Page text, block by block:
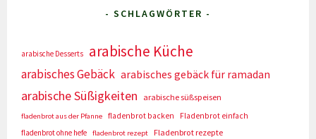
- SCHLAGWÖRTER -
arabische Desserts arabische Küche
arabisches Gebäck arabisches gebäck für ramadan
arabische Süßigkeiten arabische süßspeisen
fladenbrot aus der Pfanne fladenbrot backen
Fladenbrot einfach
fladenbrot ohne hefe
fladenbrot rezept Fladenbrot rezepte